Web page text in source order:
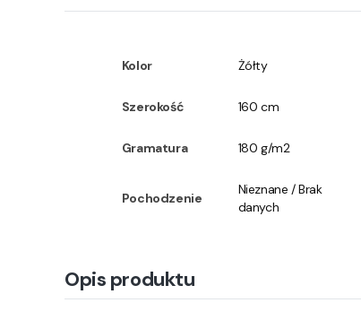
Kolor Żółty
Szerokość
160 cm
Gramatura 180 g/m2
Pochodzenie
Nieznane / Brak
danych
Opis produktu